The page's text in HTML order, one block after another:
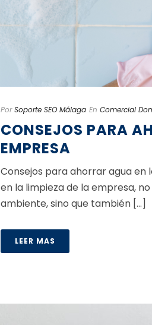
Por Soporte SEO Málaga En Comercial
CONSEJOS PARA
EMPRESA
Consejos para ahorrar agua en
en la limpieza de la empresa,
ambiente, sino que también [...]
LEER MAS